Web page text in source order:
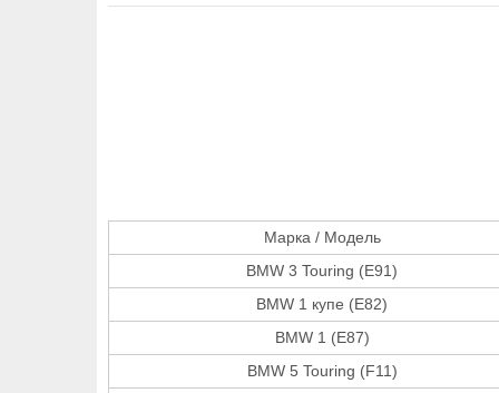
Марка / Модель
BMW 3 Touring (E91)
BMW 1 купе (E82)
BMW 1 (E87)
BMW 5 Touring (F11)